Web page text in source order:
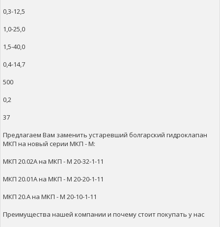
0,3-12,5
1,0-25,0
1,5-40,0
0,4-14,7
500
0,2
37
Предлагаем Вам заменить устаревший болгарский гидроклапан
МКП на новый серии МКП - М:
МКП 20.02А на МКП - М 20-32-1-11
МКП 20.01А на МКП - М 20-20-1-11
МКП 20.А на МКП - М 20-10-1-11
Преимущества нашей компании и почему стоит покупать у нас